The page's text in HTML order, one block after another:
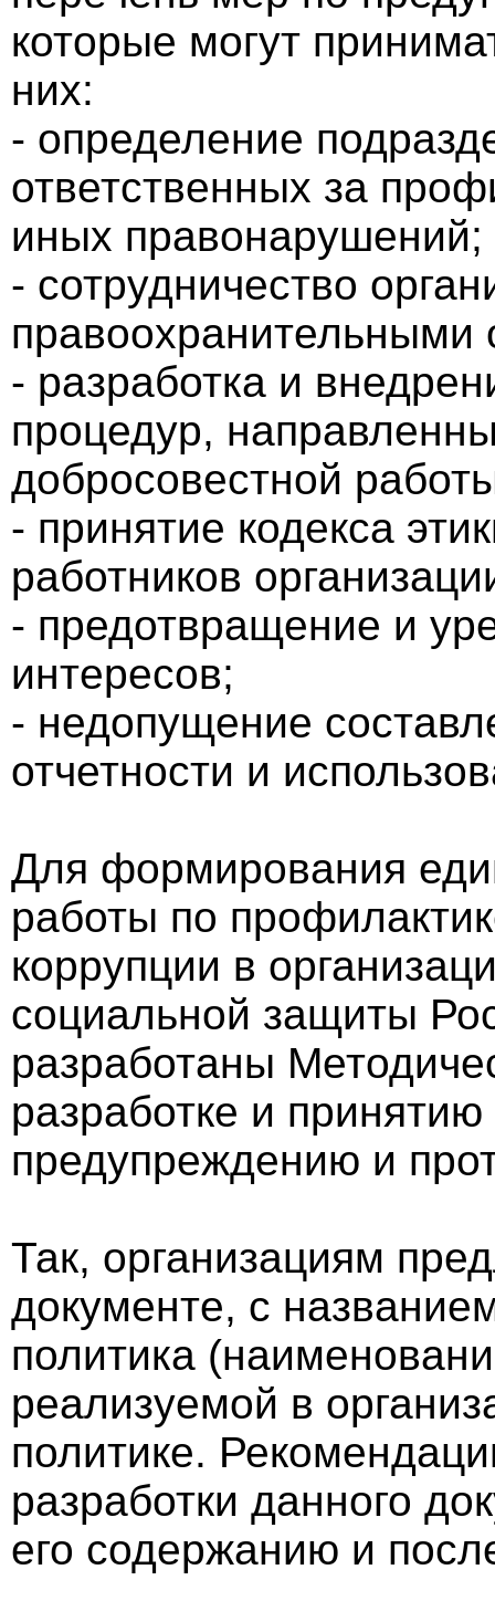
которые могут
них:
- определение
ответственных за
иных правонарушений;
- сотрудничество
правоохранительными
- разработка и
процедур,
добросовестной
- принятие кодекса
работников
- предотвращение и
интересов;
- недопущение
отчетности и
Для формирования
работы по
коррупции в
социальной защиты
разработаны
разработке и
предупреждению и
Так, организациям
документе, с
политика
реализуемой в
политике.
разработки данного
его содержанию и